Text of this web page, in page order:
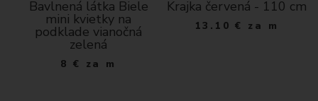
Bavlnená látka Biele
mini kvietky na
podklade vianočná
zelená
8 € za m
Krajka červená - 110 cm
13.10 € za m